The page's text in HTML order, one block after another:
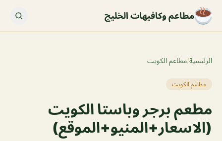
مطاعم وكافيهات الخليج
الرئيسية/مطاعم الكويت
مطاعم الكويت
مطعم برجر وباستا الكويت
(الاسعار+المنيو+الموقع)